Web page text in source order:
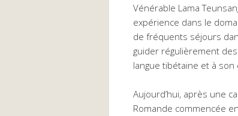
Vénérable Lama
expérience dans le
de fréquents séjours
guider régulièrement des
langue tibétaine et à son
Aujourd’hui, après une
Romande commencée